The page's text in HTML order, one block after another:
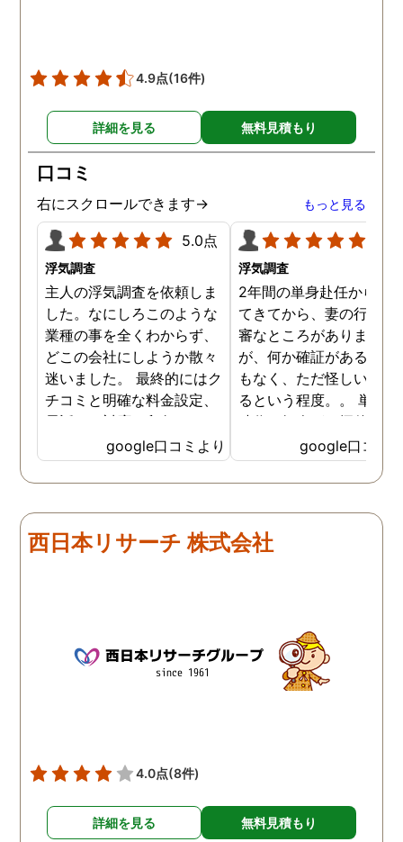
4.9点(16件)
詳細を見る 無料見積もり
口コミ
右にスクロールできます→ もっと見る
5.0点
浮気調査
主人の浮気調査を依頼しま
した。なにしろこのような
業種の事を全くわからず、
どこの会社にしようか散々
迷いました。 最終的にはク
チコミと明確な料金設定、
電話での対応、印象でこち
らに決めました。 最初から
私の話をしっかりと聞いて
くださり、穏やかで優しく
調査開始からとても細かく
報告をいただき、全信頼を
す。 金額は安いものではあ
りませんが、他社とさほど
いたのですが、心身ともに
遅くなりましたが、これか
らもスタッフみなさまお身
google口コミより
浮気調査
2年間の単身赴任から帰
てきてから、妻の行動に
審なところがありました
が、何か確証があるわけ
もなく、ただ怪しい気が
るという程度。。 単身
時代の知人が、探偵に依
して証拠をつかんで離婚
たという話を思い出し、
色々なホームページを見
大きな金額を費やすこと
どこにお願いしたらいい
んでした。 とりあえず
だけしてみたいと思い、
話をかけると、直接お会
らいかというところも全
わからない中で、金額は
google口コミ
西日本リサーチ 株式会社
4.0点(8件)
詳細を見る 無料見積もり